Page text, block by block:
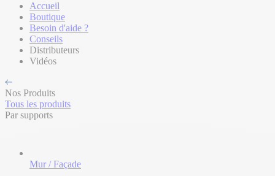
Accueil
Boutique
Besoin d'aide ?
Conseils
Distributeurs
Vidéos
Nos Produits
Tous les produits
Par supports
Mur / Façade